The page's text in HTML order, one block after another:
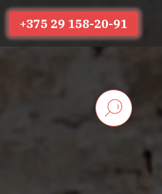
+375 29 158-20-91